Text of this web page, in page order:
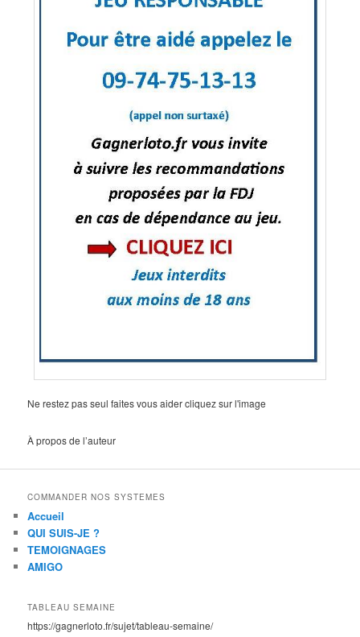
Ne restez pas seul faites vous aider cliquez sur l'image
À propos de l’auteur
COMMANDER NOS SYSTEMES
Accueil
QUI SUIS-JE ?
TEMOIGNAGES
AMIGO
TABLEAU SEMAINE
https://gagnerloto.fr/sujet/tableau-semaine/